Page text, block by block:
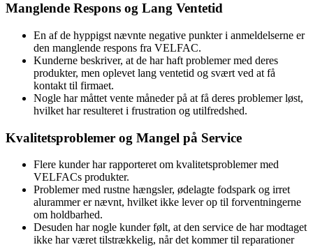
Manglende Respons og Lang Ventetid
En af de hyppigst nævnte negative punkter i anmeldelserne er
den manglende respons fra VELFAC.
Kunderne beskriver, at de har haft problemer med deres
produkter, men oplevet lang ventetid og svært ved at få
kontakt til firmaet.
Nogle har måttet vente måneder på at få deres problemer løst,
hvilket har resulteret i frustration og utilfredshed.
Kvalitetsproblemer og Mangel på Service
Flere kunder har rapporteret om kvalitetsproblemer med
VELFACs produkter.
Problemer med rustne hængsler, ødelagte fodspark og irret
alurammer er nævnt, hvilket ikke lever op til forventningerne
om holdbarhed.
Desuden har nogle kunder følt, at den service de har modtaget
ikke har været tilstrækkelig, når det kommer til reparationer